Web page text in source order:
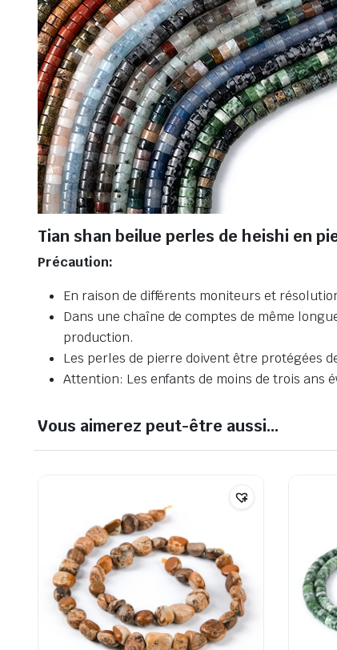
Tian shan beilue perles de heishi en
Précaution:
En raison de différents moniteurs et
Dans une chaîne de comptes de même
production.
Les perles de pierre doivent être protégées
Attention: Les enfants de moins de trois ans
Vous aimerez peut-être aussi…